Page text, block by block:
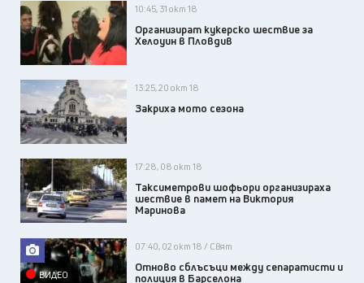
10:45, 31 окт 18
Организират кукерско шествие за
Хелоуин в Пловдив
13:25, 20 окт 18
Закриха мото сезона
17:28, 08 окт 18
Таксиметрови шофьори организираха
шествие в памет на Виктория
Маринова
ВИДЕО
07:40, 02 окт 18 / Свят
Отново сблъсъци между сепаратисти и
полиция в Барселона